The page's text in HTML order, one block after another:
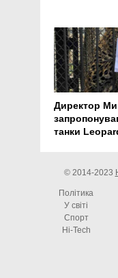
Директор
танки
© 2014-2023
Політика
У світі
Спорт
Hi-Tech